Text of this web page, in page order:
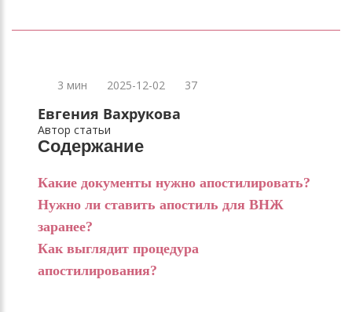
Содержание
Какие документы нужно апостилировать?
Нужно ли ставить апостиль для ВНЖ
заранее?
Как выглядит процедура
апостилирования?
3 мин 2025-12-02 37
Евгения Вахрукова
Автор статьи